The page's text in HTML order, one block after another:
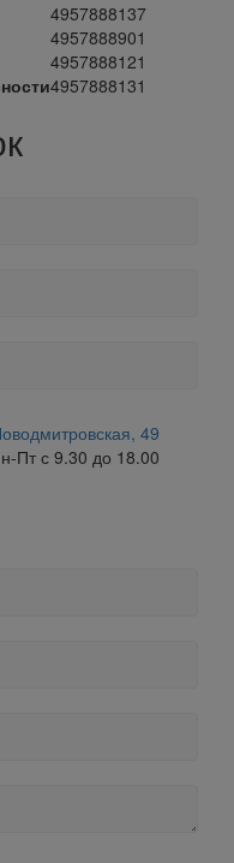
4957888137
4957888901
4957888121
4957888131
49
Пт с 9.30 до 18.00